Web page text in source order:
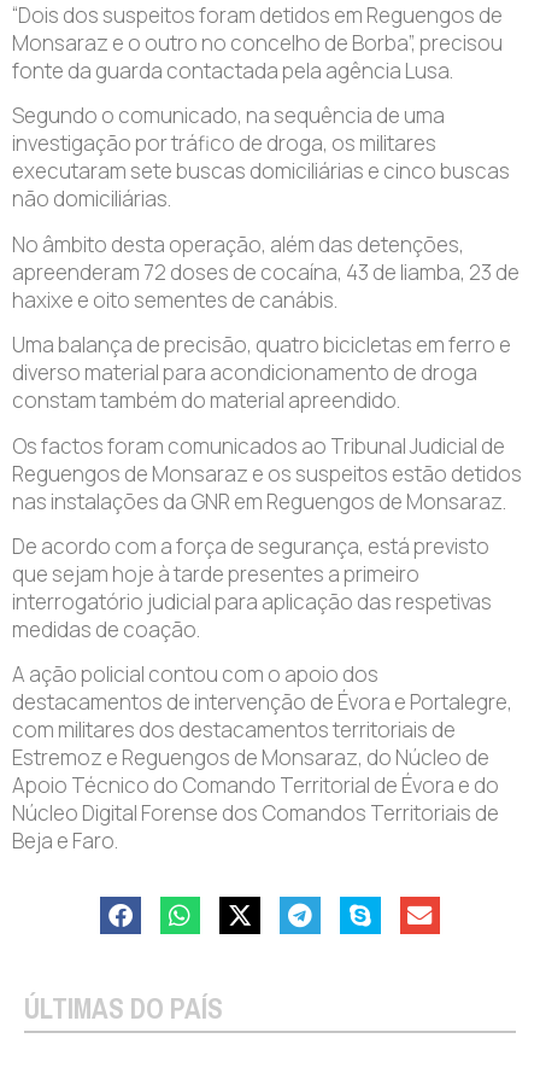
“Dois dos suspeitos foram detidos em Reguengos de
Monsaraz e o outro no concelho de Borba”, precisou
fonte da guarda contactada pela agência Lusa.
Segundo o comunicado, na sequência de uma
investigação por tráfico de droga, os militares
executaram sete buscas domiciliárias e cinco buscas
não domiciliárias.
No âmbito desta operação, além das detenções,
apreenderam 72 doses de cocaína, 43 de liamba, 23 de
haxixe e oito sementes de canábis.
Uma balança de precisão, quatro bicicletas em ferro e
diverso material para acondicionamento de droga
constam também do material apreendido.
Os factos foram comunicados ao Tribunal Judicial de
Reguengos de Monsaraz e os suspeitos estão detidos
nas instalações da GNR em Reguengos de Monsaraz.
De acordo com a força de segurança, está previsto
que sejam hoje à tarde presentes a primeiro
interrogatório judicial para aplicação das respetivas
medidas de coação.
A ação policial contou com o apoio dos
destacamentos de intervenção de Évora e Portalegre,
com militares dos destacamentos territoriais de
Estremoz e Reguengos de Monsaraz, do Núcleo de
Apoio Técnico do Comando Territorial de Évora e do
Núcleo Digital Forense dos Comandos Territoriais de
Beja e Faro.
ÚLTIMAS DO PAÍS